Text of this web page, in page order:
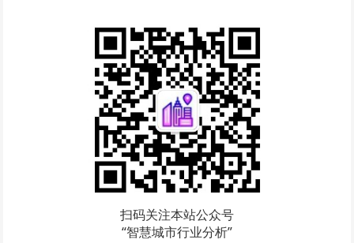
扫码关注本站公众号
“智慧城市行业分析”